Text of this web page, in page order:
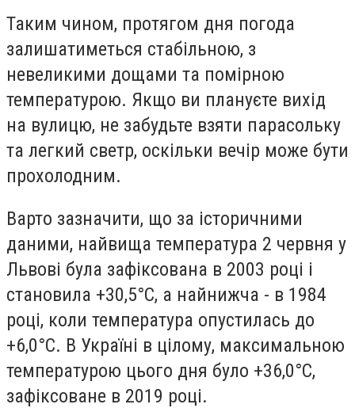
Таким чином, протягом дня погода
залишатиметься стабільною, з
невеликими дощами та помірною
температурою. Якщо ви плануєте вихід
на вулицю, не забудьте взяти парасольку
та легкий светр, оскільки вечір може бути
прохолодним.
Варто зазначити, що за історичними
даними, найвища температура 2 червня у
Львові була зафіксована в 2003 році і
становила +30,5°C, а найнижча - в 1984
році, коли температура опустилась до
+6,0°C. В Україні в цілому, максимальною
температурою цього дня було +36,0°C,
зафіксоване в 2019 році.